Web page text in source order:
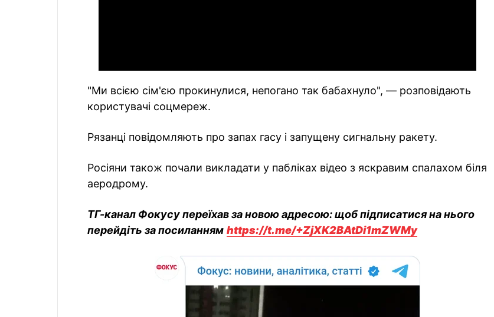
"Ми всією сім'єю прокинулися, непогано так бабахнуло", — розповідають
користувачі соцмереж.
Рязанці повідомляють про запах гасу і запущену сигнальну ракету.
Росіяни також почали викладати у пабліках відео з яскравим спалахом біля
аеродрому.
ТГ-канал Фокусу переїхав за новою адресою: щоб підписатися на нього
перейдіть за посиланням https://t.me/+ZjXK2BAtDi1mZWMy